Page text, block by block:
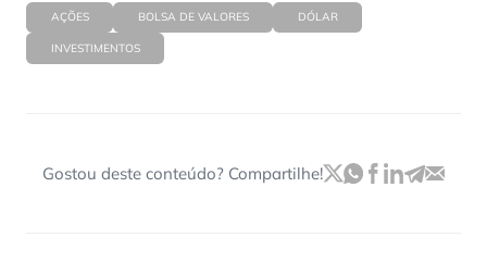
AÇÕES BOLSA DE VALORES DÓLAR
INVESTIMENTOS
Gostou deste conteúdo? Compartilhe!